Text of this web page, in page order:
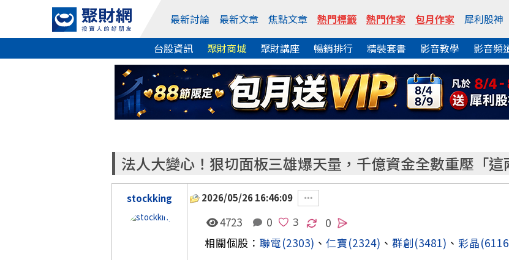
最新討論 最新文章 焦點文章 熱門標籤 熱門作家 包月作家 犀利股神
台股資訊 聚財商城 聚財講座 暢銷排行 精裝套書 影音教學 影音頻
法人大變心！狠切面板三雄爆天量，千億資金全數重壓「這
stockking 2026/05/26 16:46:09
4723 0 0
相關個股： 聯電(2303) 、 仁寶(2324) 、 群創(3481) 、 彩晶